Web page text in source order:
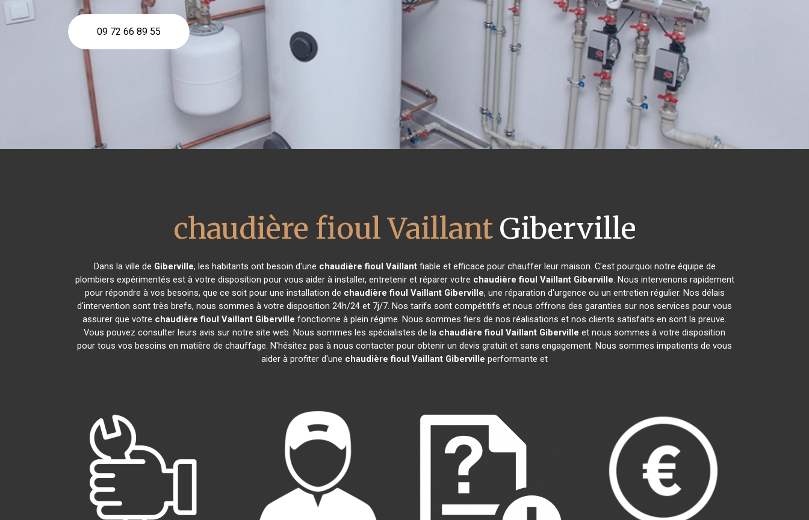
09 72 66 89 55
chaudière fioul VaillantGiberville
Dans la ville de Giberville, les habitants ont besoin d'une chaudière fioul Vaillantfiable et efficace pour chauffer leur maison. C'est pourquoi notre équipe de
plombiers expérimentés est à votre disposition pour vous aider à installer, entretenir et réparer votre chaudière fioul Vaillant Giberville. Nous intervenons rapidement
pour répondre à vos besoins, que ce soit pour une installation de chaudière fioul Vaillant Giberville, une réparation d'urgence ou un entretien régulier. Nos délais
d'intervention sont très brefs, nous sommes à votre disposition 24h/24 et 7j/7. Nos tarifs sont compétitifs et nous offrons des garanties sur nos services pour vous
assurer que votre chaudière fioul Vaillant Giberville fonctionne à plein régime. Nous sommes fiers de nos réalisations et nos clients satisfaits en sont la preuve.
Vous pouvez consulter leurs avis sur notre site web. Nous sommes les spécialistes de la chaudière fioul Vaillant Giberville et nous sommes à votre disposition
pour tous vos besoins en matière de chauffage. N'hésitez pas à nous contacter pour obtenir un devis gratuit et sans engagement. Nous sommes impatients de vous
aider à profiter d'une chaudière fioul Vaillant Giberville performante et